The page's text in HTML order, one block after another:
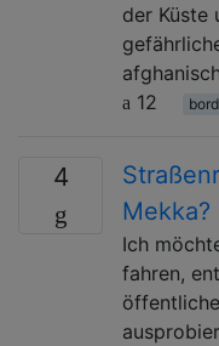
der Küste
12
4
Mekka?
Ich
fahren,